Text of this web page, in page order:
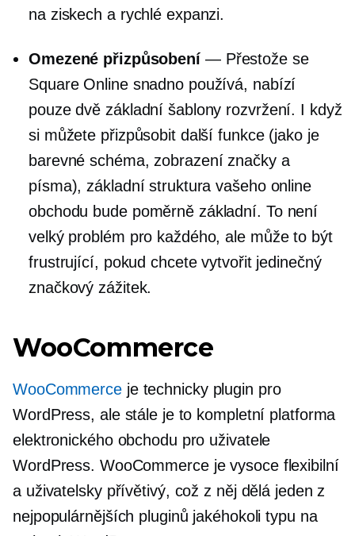
na ziskech a rychlé expanzi.
Omezené přizpůsobení — Přestože se
Square Online snadno používá, nabízí
pouze dvě základní šablony rozvržení. I když
si můžete přizpůsobit další funkce (jako je
barevné schéma, zobrazení značky a
písma), základní struktura vašeho online
obchodu bude poměrně základní. To není
velký problém pro každého, ale může to být
frustrující, pokud chcete vytvořit jedinečný
značkový zážitek.
WooCommerce
WooCommerceje technicky plugin pro
WordPress, ale stále je to kompletní platforma
elektronického obchodu pro uživatele
WordPress. WooCommerce je vysoce flexibilní
a uživatelsky přívětivý, což z něj dělá jeden z
nejpopulárnějších pluginů jakéhokoli typu na